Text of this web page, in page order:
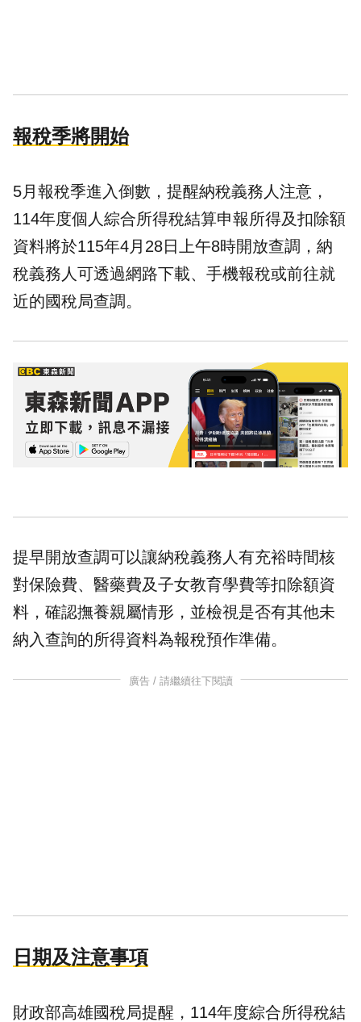
報稅季將開始
5月報稅季進入倒數，提醒納稅義務人注意，
114年度個人綜合所得稅結算申報所得及扣除額
資料將於115年4月28日上午8時開放查調，納
稅義務人可透過網路下載、手機報稅或前往就
近的國稅局查調。
提早開放查調可以讓納稅義務人有充裕時間核
對保險費、醫藥費及子女教育學費等扣除額資
料，確認撫養親屬情形，並檢視是否有其他未
納入查詢的所得資料為報稅預作準備。
廣告 / 請繼續往下閱讀
日期及注意事項
財政部高雄國稅局提醒，114年度綜合所得稅結